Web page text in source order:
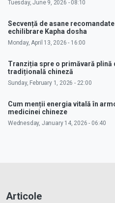
Tuesday, June 9, 2026 - 08:10
Secvență de asane
echilibrare Kapha dosha
Monday, April 13, 2026 - 16:00
Tranziția spre o primăvară plină
tradițională chineză
Sunday, February 1, 2026 - 22:00
Cum menții energia vitală în
medicinei chineze
Wednesday, January 14, 2026 - 06:40
Articole